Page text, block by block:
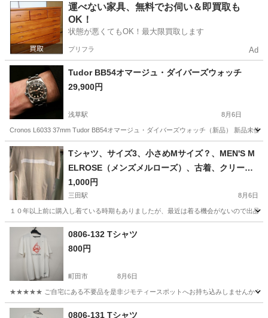
東京 立川市 西武立川駅 Tシャツ
運べない家具、無料でお伺い＆即買取も
OK！
状態が悪くてもOK！最大限買取します
プリフラ Ad
Tudor BB54オマージュ・ダイバーズウォッチ
29,900円
浅草駅 8月6日
Cronos L6033 37mm Tudor BB54オマージュ・ダイバーズウォッチ（新品） 新品未使
東京 台東区 アクセサリー
Tシャツ、サイズ3、小さめMサイズ？、MEN'S M
ELROSE（メンズメルローズ）、古着、クリーム
色？肌色？
1,000円
三田駅 8月6日
１０年以上前に購入し着ている時期もありましたが、最近は着る機会がないので出品
東京 港区
0806-132 Tシャツ
800円
町田市 8月6日
★★★★★ ご自宅にある不要品を是非ジモティースポットへお持ち込みしませんか？
東京 町田市 0806-131 Tシャツ